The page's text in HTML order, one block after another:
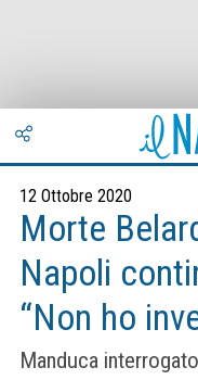
12 Ottobre 2020
Morte
Napoli
“Non ho
Manduca